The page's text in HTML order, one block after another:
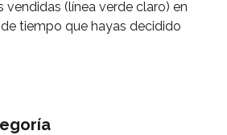
vendidas (línea verde claro) en
tiempo que hayas decidido